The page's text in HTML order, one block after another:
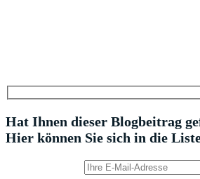
Hat Ihnen dieser Blogbeitrag
Hier können Sie sich in die